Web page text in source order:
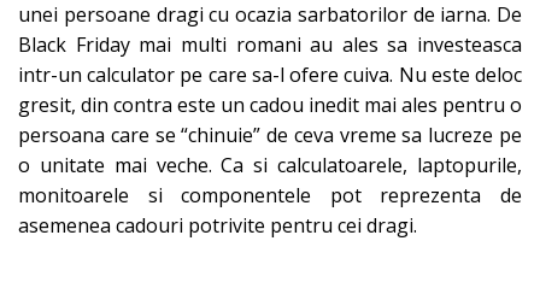
unei persoane dragi cu ocazia sarbatorilor de iarna. De
Black Friday mai multi romani au ales sa investeasca
intr-un calculator pe care sa-l ofere cuiva. Nu este deloc
gresit, din contra este un cadou inedit mai ales pentru o
persoana care se “chinuie” de ceva vreme sa lucreze pe
o unitate mai veche. Ca si calculatoarele, laptopurile,
monitoarele si componentele pot reprezenta de
asemenea cadouri potrivite pentru cei dragi.